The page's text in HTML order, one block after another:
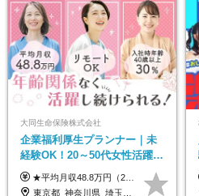
大同生命保険株式会社
企業福利厚生プランナー｜未
経験OK！20～50代女性活躍｜
リモートOK｜平均月収48.8万
｜子育て＆介護支援◎
★平均月収48.8万円（2025年度実績） ★安心の固定給＋賞与年2回＋インセンティブ！手当も充実 月給21万円～23万円＋諸手当＋インセンティブ＋賞与年2回 ※給与は年間平均の税込定例給与です。賞与は含みません。 ※約3週間の研修期間中は日当8000円を支給いたします。 ※試用期間6ヵ月あり（期間中の条件変更なし） ◆東京・神奈川・千葉・埼玉・愛知（一部）・京都・大阪・兵庫（一部）：月給23万円以上 ◆静岡（一部）・三重・岐阜：月給22万円以上 ◆上記以外の地域：月給21万円以上
東京都_神奈川県_埼玉県_千葉県_大阪府_愛知県_北海道_青森県_岩手県_宮城県_秋田県_山形県_福島県_茨城県_栃木県_群馬県_新潟県_山梨県_長野県_富山県_石川県_福井県_静岡県_岐阜県_三重県_兵庫県_京都府_滋賀県_奈良県_和歌山県_広島県_岡山県_鳥取県_島根県_山口県_徳島県_香川県_愛媛県_高知県_福岡県_熊本県_佐賀県_長崎県_大分県_宮崎県_鹿児島県_沖縄県